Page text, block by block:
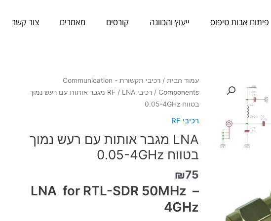
פיתוח אבות טיפוס ייעוץ והכוונה קורסים מאמרים צור קשר
עמוד הבית/
רכיבי תקשורת - Communication
Components
/ רכיבי RF
/ LNA מגבר אותות עם רעש נמוך
בטווח 0.05-4GHz
רכיבי RF
LNA מגבר אותות עם רעש נמוך
בטווח 0.05-4GHz
₪75
LNA for RTL-SDR 50MHz –
4GHz